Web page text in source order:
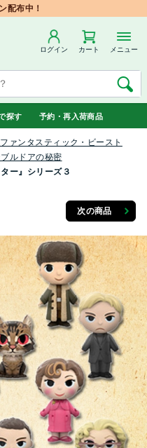
配布中！
ログイン カート メニュー
探す 予約・再入荷商品
ァンタスティック・ビースト
ルドアの秘密
ー』シリーズ３
次の商品